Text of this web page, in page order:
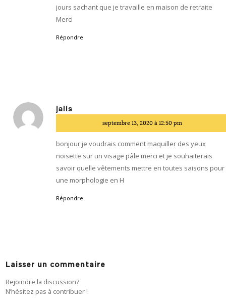
jours sachant que je travaille en maison de retraite
Merci
Répondre
jalis
:
septembre 13, 2020 à 12:50 pm
bonjour je voudrais comment maquiller des yeux
noisette sur un visage pâle merci et je souhaiterais
savoir quelle vêtements mettre en toutes saisons pour
une morphologie en H
Répondre
Laisser un commentaire
Rejoindre la discussion?
N’hésitez pas à contribuer !